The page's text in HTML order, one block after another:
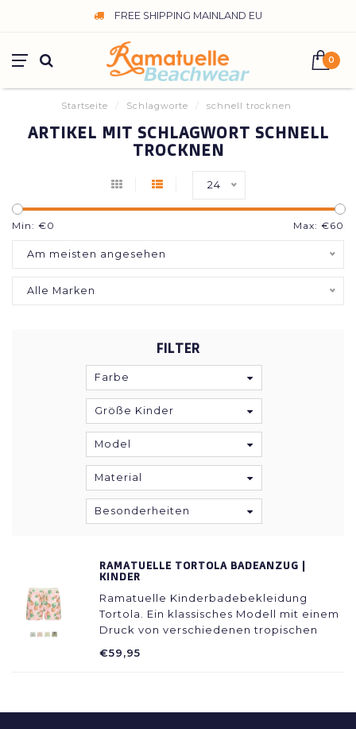
FREE SHIPPING MAINLAND EU
0
Startseite / Schlagworte / schnell trocknen
ARTIKEL MIT SCHLAGWORT SCHNELL
TROCKNEN
24
Min: €0 Max: €60
Am meisten angesehen
Alle Marken
FILTER
Farbe
Größe Kinder
Model
Material
Besonderheiten
RAMATUELLE TORTOLA BADEANZUG |
KINDER
Ramatuelle Kinderbadebekleidung
Tortola. Ein klassisches Modell mit einem
Druck von verschiedenen tropischen
€59,95